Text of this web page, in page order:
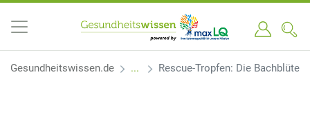
Gesundheitswissen.de Rescue-Tropfen: Die